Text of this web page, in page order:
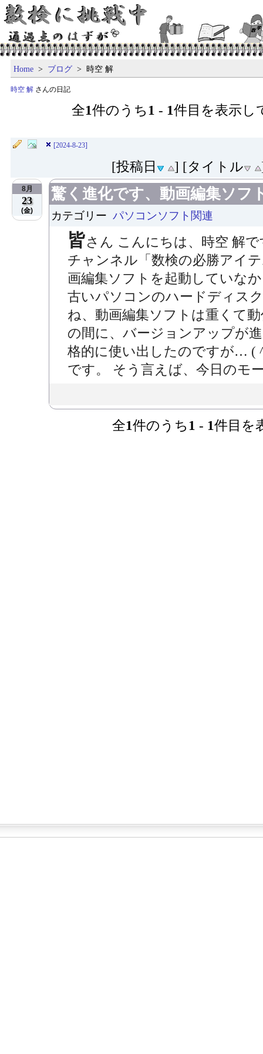
Home > ブログ > 時空 解
時空 解 さんの日記
全1件のうち1 - 1件目を表示し
[2024-8-23]
[投稿日 ] [タイトル
8月
23
(金)
驚く進化です、動画編集ソフ
カテゴリー パソコンソフト関連
皆さん こんにちは、時空 解
チャンネル「数検の必勝アイ
画編集ソフトを起動していな
古いパソコンのハードディス
ね、動画編集ソフトは重くて
の間に、バージョンアップが
格的に使い出したのですが… (
です。 そう言えば、今日のモ
全1件のうち1 - 1件目を